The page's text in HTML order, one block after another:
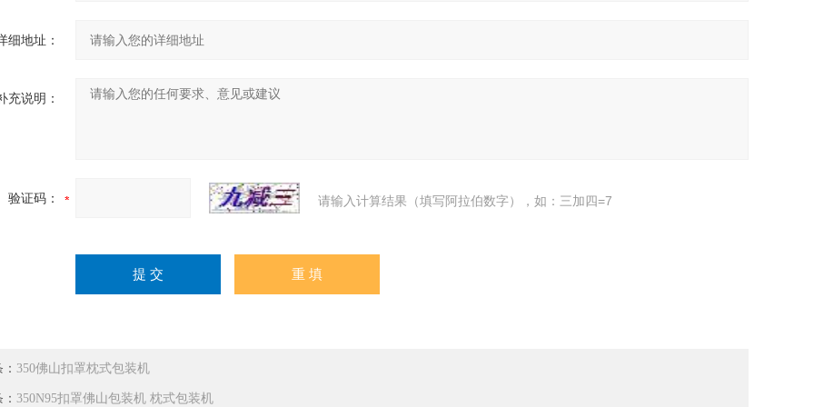
细地址：
充说明：
验证码： 请输入计算结果（填写阿拉伯数字），如：三加四=7
350佛山扣罩枕式包装机
350N95扣罩佛山包装机 枕式包装机